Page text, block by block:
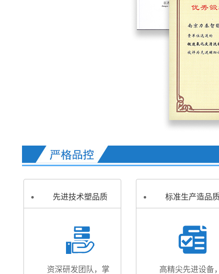
先进技术塑品质
资深研发团队，掌
标准生产造品
高精尖先进设备